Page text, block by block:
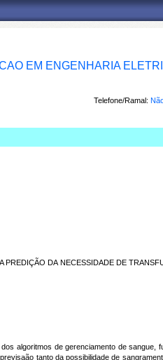
EM ENGENHARIA
Telefone/Ramal:
DA NECESSIDADE DE
algoritmos de gerenciamento de sangue,
tanto da possibilidade de